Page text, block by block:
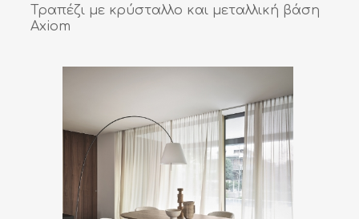
Τραπέζι με κρύσταλλο και μεταλλική βάση
Axiom